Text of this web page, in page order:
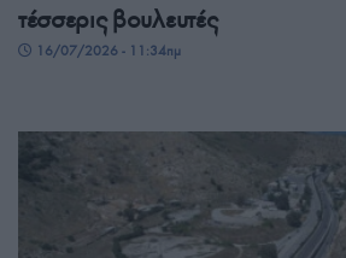
τέσσερις βουλευτές
16/07/2026 - 11:34πμ